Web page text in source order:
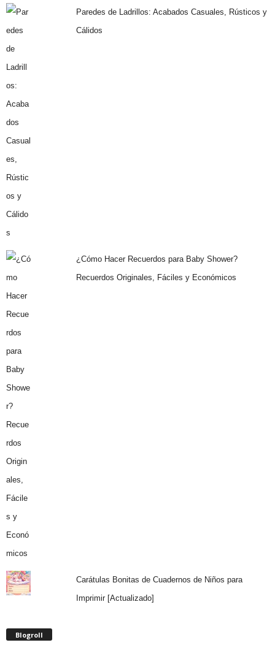
Paredes de Ladrillos: Acabados Casuales, Rústicos y
Cálidos
¿Cómo Hacer Recuerdos para Baby Shower?
Recuerdos Originales, Fáciles y Económicos
Carátulas Bonitas de Cuadernos de Niños para
Imprimir [Actualizado]
Blogroll